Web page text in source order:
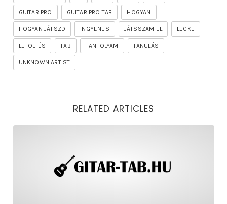
GUITAR PRO GUITAR PRO TAB HOGYAN
HOGYAN JÁTSZD INGYENES JÁTSSZAM EL LECKE
LETÖLTÉS TAB TANFOLYAM TANULÁS
UNKNOWN ARTIST
RELATED ARTICLES